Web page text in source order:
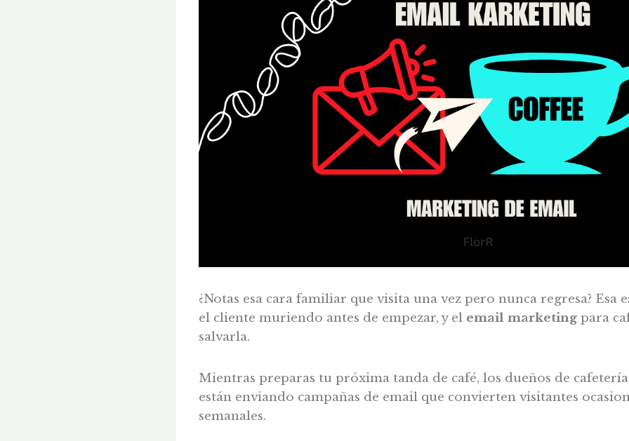
¿Notas esa cara familiar que visita una vez pero nunca regresa? Esa
el cliente muriendo antes de empezar, y el email marketingpara
salvarla.
Mientras preparas tu próxima tanda de café, los dueños de
están enviando campañas de email que convierten visitantes
semanales.